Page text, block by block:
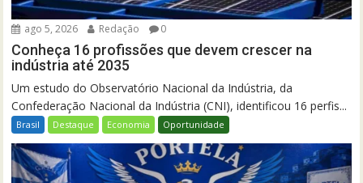
ago 5, 2026 Redação 0
Conheça 16 profissões que devem crescer na
indústria até 2035
Um estudo do Observatório Nacional da Indústria, da
Confederação Nacional da Indústria (CNI), identificou 16 perfis...
Brasil Destaque Economia Oportunidade